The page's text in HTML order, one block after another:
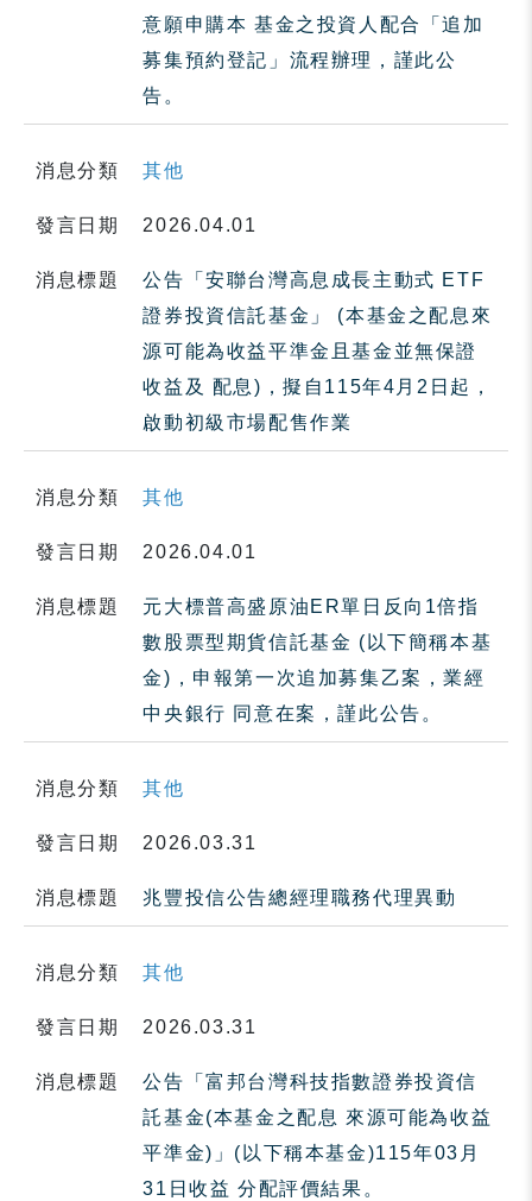
意願申購本 基金之投資人配合「追加
募集預約登記」流程辦理，謹此公
告。
消息分類 其他
發言日期 2026.04.01
消息標題
公告「安聯台灣高息成長主動式 ETF
證券投資信託基金」 (本基金之配息來
源可能為收益平準金且基金並無保證
收益及 配息)，擬自115年4月2日起，
啟動初級市場配售作業
消息分類 其他
發言日期 2026.04.01
消息標題
元大標普高盛原油ER單日反向1倍指
數股票型期貨信託基金 (以下簡稱本基
金)，申報第一次追加募集乙案，業經
中央銀行 同意在案，謹此公告。
消息分類 其他
發言日期 2026.03.31
消息標題 兆豐投信公告總經理職務代理異動
消息分類 其他
發言日期 2026.03.31
消息標題
公告「富邦台灣科技指數證券投資信
託基金(本基金之配息 來源可能為收益
平準金)」(以下稱本基金)115年03月
31日收益 分配評價結果。